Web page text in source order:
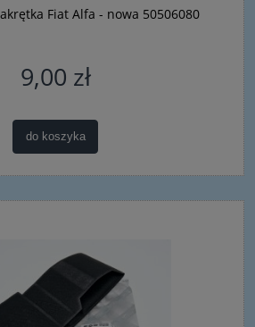
Fiat Alfa - nowa 50506080
9,00 zł
do koszyka